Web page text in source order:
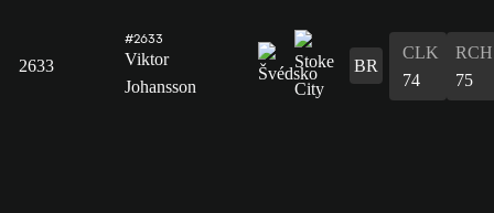
2633
#2633
Viktor
Johansson
BR
CLK
74
RCH
75